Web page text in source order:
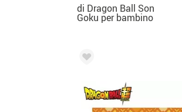
di Dragon Ball Son
Goku per bambino